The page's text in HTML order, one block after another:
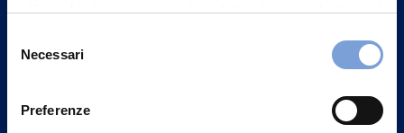
più su chi siamo, come può contattarci e come trattiamo i
può trovare nel footer del sito nella sezione "Informativa
delNecessari
Preferenze